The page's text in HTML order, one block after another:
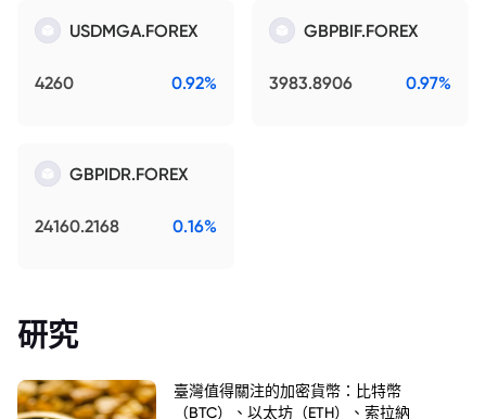
USDMGA.FOREX
4260 0.92%
GBPBIF.FOREX
3983.8906 0.97%
GBPIDR.FOREX
24160.2168 0.16%
研究
臺灣值得關注的加密貨幣：比特幣
（BTC）、以太坊（ETH）、索拉納